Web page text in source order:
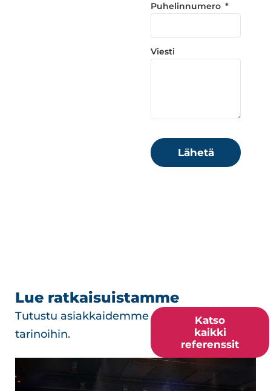
Puhelinnumero
Viesti
Lähetä
Lue ratkaisuistamme
Tutustu asiakkaidemme
tarinoihin.
Katso
kaikki
referenssit